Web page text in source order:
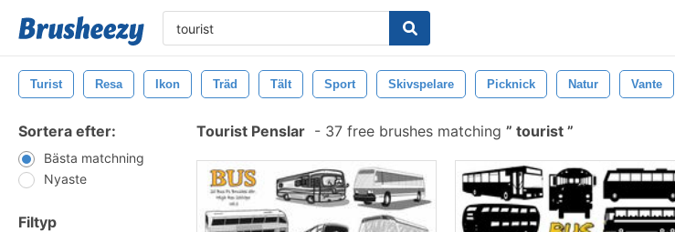
Turist Resa Ikon Träd Tält Sport Skivspelare Picknick Natur Vante
Sortera efter:
Bästa matchning
Nyaste
Filtyp
Tourist Penslar - 37 free brushes matching tourist